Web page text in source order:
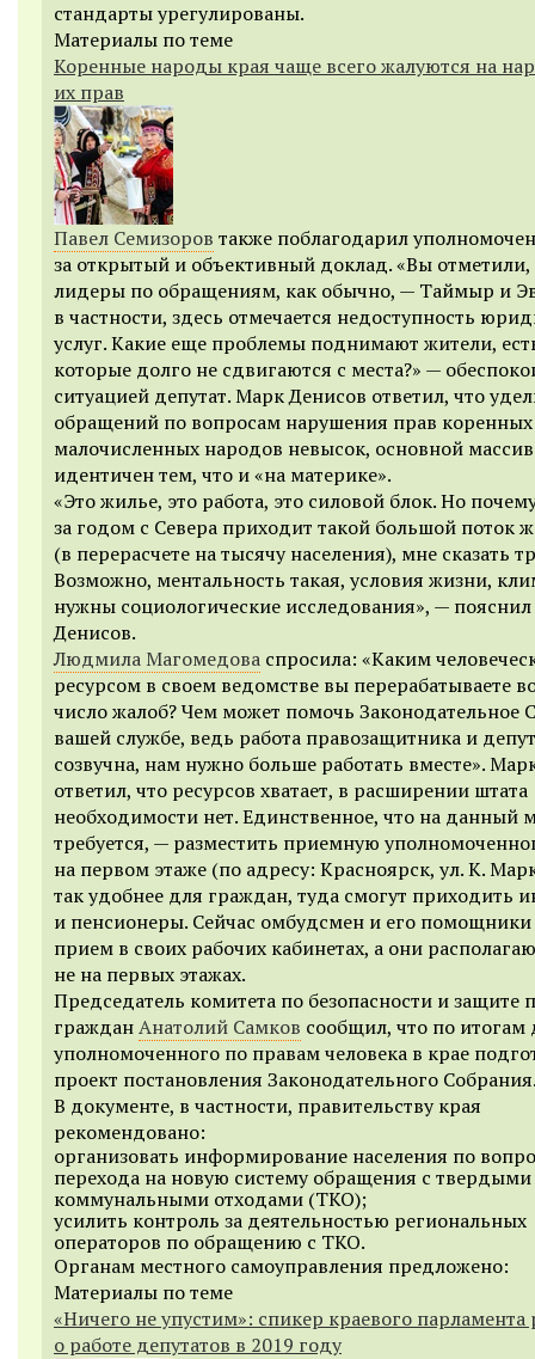
стандарты урегулированы.
Материалы по теме
Коренные народы края чаще всего жалуются на
их прав
Павел Семизоров также поблагодарил
за открытый и объективный доклад. «Вы отметили,
лидеры по обращениям, как обычно, — Таймыр и
в частности, здесь отмечается недоступность
услуг. Какие еще проблемы поднимают жители,
которые долго не сдвигаются с места?» —
ситуацией депутат. Марк Денисов ответил, что
обращений по вопросам нарушения прав коренных
малочисленных народов невысок, основной
идентичен тем, что и «на материке».
«Это жилье, это работа, это силовой блок. Но
за годом с Севера приходит такой большой поток
(в перерасчете на тысячу населения), мне сказать
Возможно, ментальность такая, условия жизни,
нужны социологические исследования», —
Денисов.
Людмила Магомедова спросила: «Каким
ресурсом в своем ведомстве вы перерабатываете
число жалоб? Чем может помочь Законодательное
вашей службе, ведь работа правозащитника и
созвучна, нам нужно больше работать вместе».
ответил, что ресурсов хватает, в расширении штата
необходимости нет. Единственное, что на данный
требуется, — разместить приемную
на первом этаже (по адресу: Красноярск, ул. К.
так удобнее для граждан, туда смогут приходить
и пенсионеры. Сейчас омбудсмен и его помощники
прием в своих рабочих кабинетах, а они
не на первых этажах.
Председатель комитета по безопасности и защите
гражданАнатолий Самков сообщил, что по итогам
уполномоченного по правам человека в крае
проект постановления Законодательного
В документе, в частности, правительству края
рекомендовано:
организовать информирование населения по
перехода на новую систему обращения с твердыми
коммунальными отходами (ТКО);
усилить контроль за деятельностью региональных
операторов по обращению с ТКО.
Органам местного самоуправления предложено:
Материалы по теме
«Ничего не упустим»: спикер краевого парламента
о работе депутатов в 2019 году